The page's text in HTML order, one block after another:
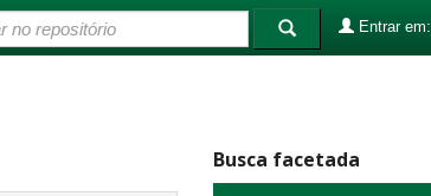
Entrar em:
Busca facetada